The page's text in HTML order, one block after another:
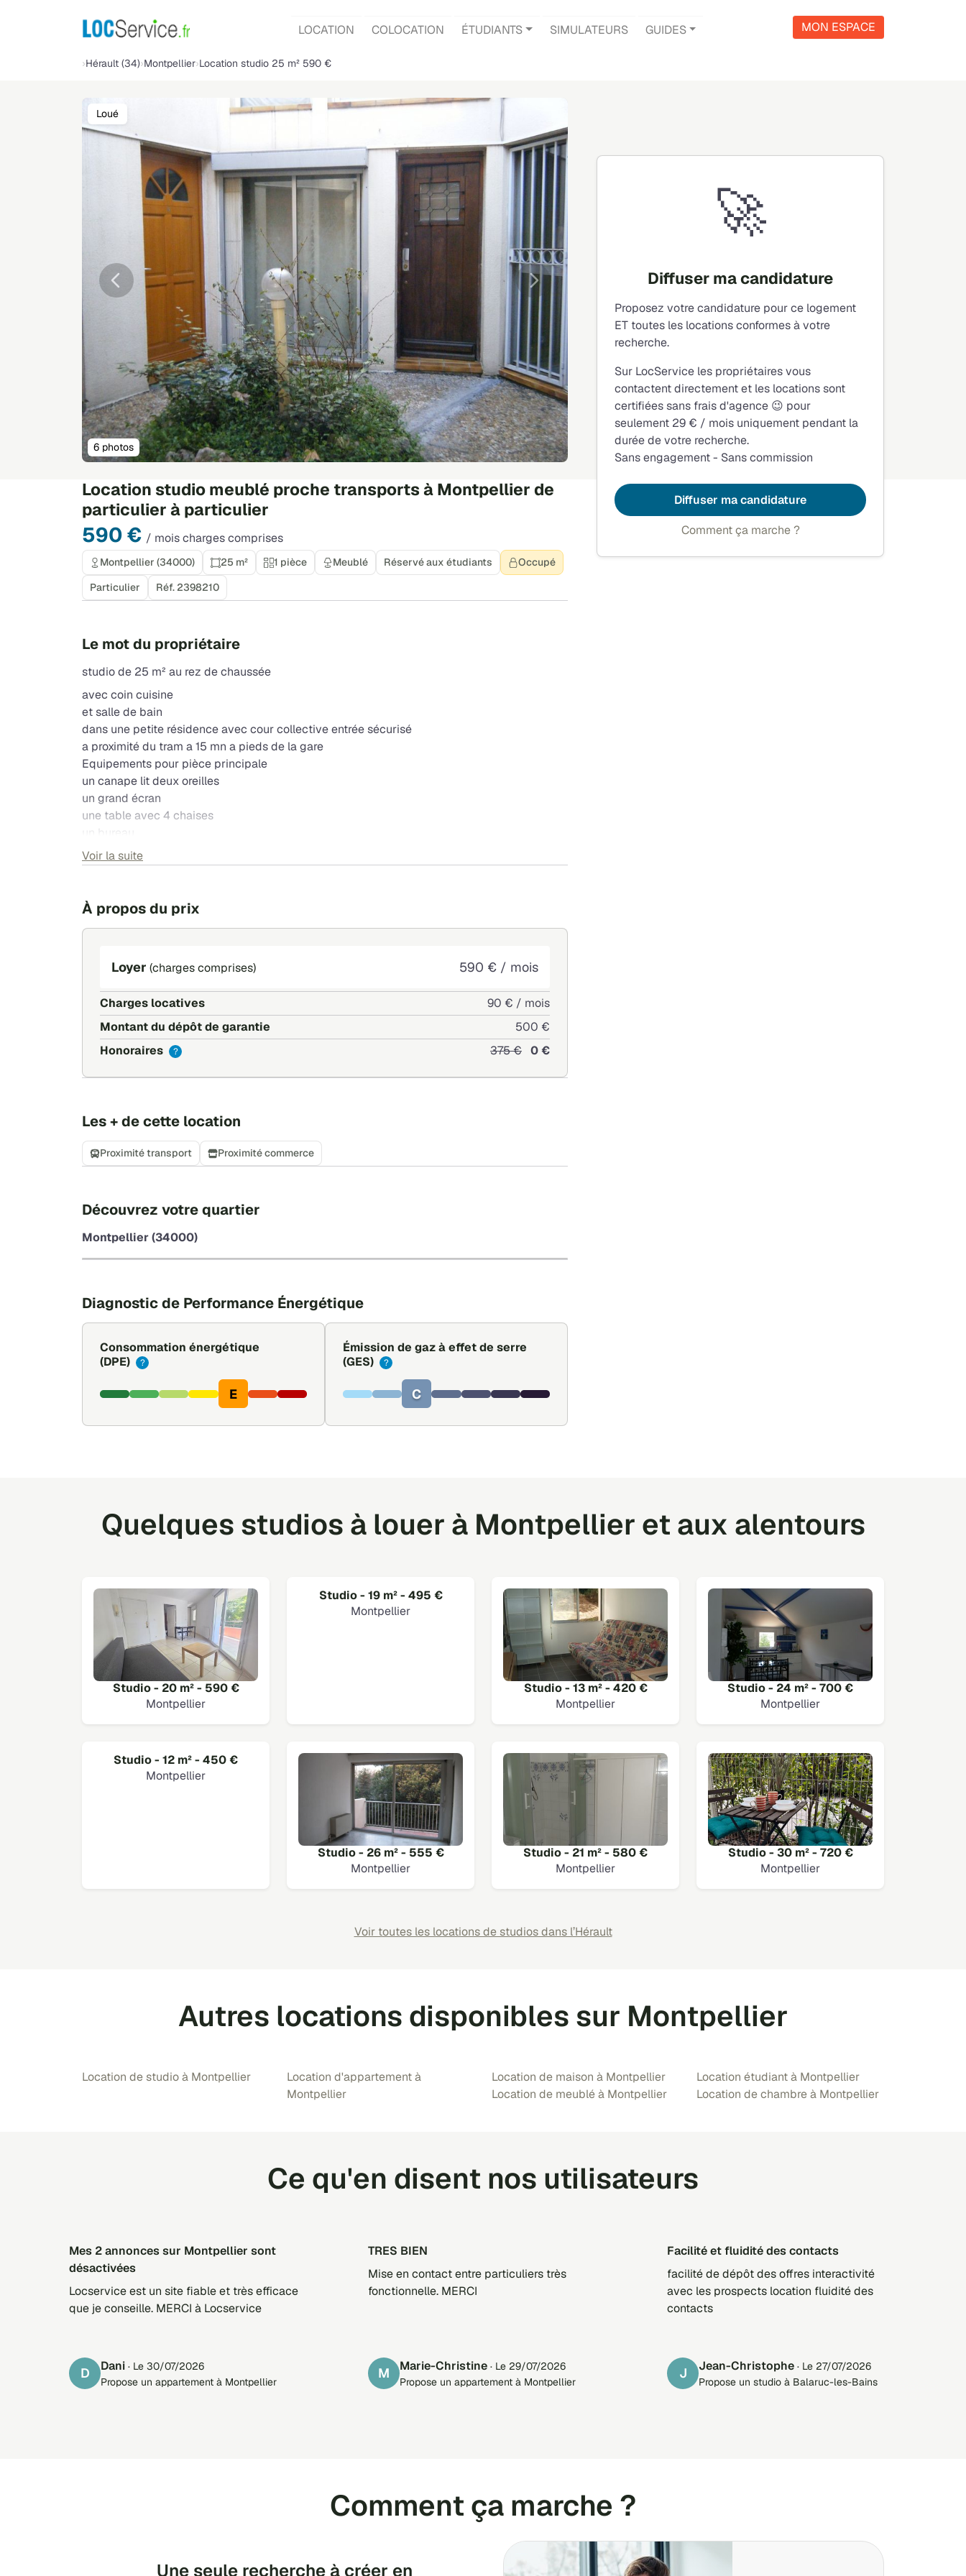
LOCATION COLOCATION ÉTUDIANTS SIMULATEURS GUIDES MON ESPACE
Hérault (34) Montpellier Location studio 25 m² 590 €
Location studio meublé proche transports à Montpellier de
particulier à particulier
590 € / mois charges comprises
Précédente Suivante
6 photos
Loué
Montpellier (34000) 25 m² 1 pièce Meublé Réservé aux étudiants
Occupé
Particulier
Réf. 2398210
Le mot du propriétaire
studio de 25 m² au rez de chaussée
avec coin cuisine
et salle de bain
dans une petite résidence avec cour collective entrée sécurisé
a proximité du tram a 15 mn a pieds de la gare
Equipements pour pièce principale
un canape lit deux oreilles
un grand écran
une table avec 4 chaises
une armoire
un chiffonnier
clim portable
Coin cuisine
placards vaisselles mini four un micro onde
Salle de bain
une machine a laver
deux étagères
chauffe eau basse consommation
les charges sont internet edf eau charges locatives et ordures menageres
Voir la suite
À propos du prix
Loyer (charges comprises) 590 € / mois
Charges locatives
90 € / mois
Montant du dépôt de garantie
500 €
Honoraires
? 375 € 0 €
Les + de cette location
Proximité transport Proximité commerce
Découvrez votre quartier
Montpellier (34000)
Diagnostic de Performance Énergétique
Consommation énergétique
(DPE)
?
E
Émission de gaz à effet de serre
(GES)
?
C
🚀
Diffuser ma candidature
Proposez votre candidature pour ce logement
ET toutes les locations conformes à votre
recherche.
Sur LocService les propriétaires vous
contactent directement et les locations sont
certifiées sans frais d'agence 😉 pour
seulement 29 € / mois uniquement pendant la
durée de votre recherche.
Sans engagement - Sans commission
Diffuser ma candidature
Comment ça marche ?
Quelques studios à louer à Montpellier et aux alentours
Studio - 20 m² - 590 €
Montpellier
Studio - 19 m² - 495 €
Montpellier
Studio - 13 m² - 420 €
Montpellier
Studio - 24 m² - 700 €
Montpellier
Studio - 12 m² - 450 €
Montpellier
Studio - 26 m² - 555 €
Montpellier
Studio - 21 m² - 580 €
Montpellier
Studio - 30 m² - 720 €
Montpellier
Voir toutes les locations de studios dans l’Hérault
Autres locations disponibles sur Montpellier
Location de studio à Montpellier
Location d'appartement à
Montpellier
Location de maison à Montpellier
Location de meublé à Montpellier
Location étudiant à Montpellier
Location de chambre à Montpellier
Ce qu'en disent nos utilisateurs
Mes 2 annonces sur Montpellier sont
désactivées
Locservice est un site fiable et très efficace
que je conseille. MERCI à Locservice
D Dani · Le 30/07/2026
Propose un appartement à Montpellier
TRES BIEN
Mise en contact entre particuliers très
fonctionnelle. MERCI
M Marie-Christine · Le 29/07/2026
Propose un appartement à Montpellier
facilité et fluidité des contacts
facilité de dépôt des offres interactivité
avec les prospects location fluidité des
contacts
J Jean-Christophe · Le 27/07/2026
Propose un studio à Balaruc-les-Bains
Comment ça marche ?
Une seule recherche à créer en